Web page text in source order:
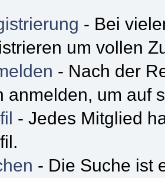
- Bei
um vollen
- Nach der
anmelden, um auf
- Jedes Mitglied
- Die Suche ist